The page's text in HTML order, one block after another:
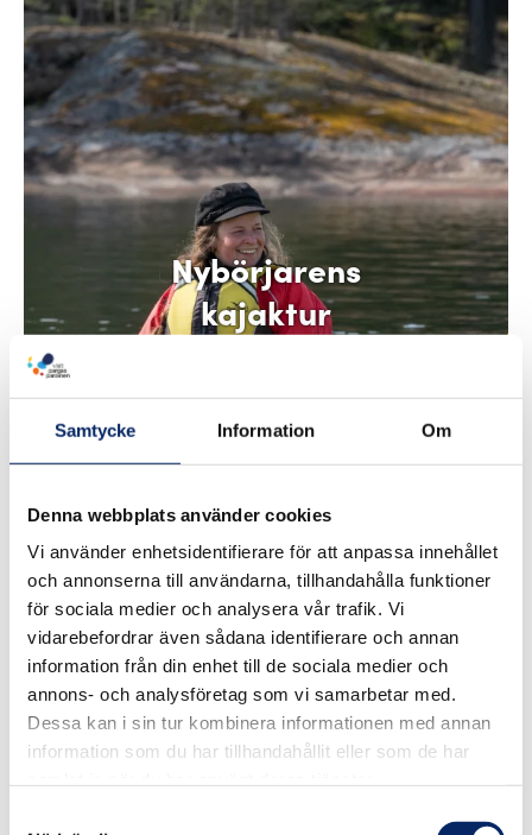
Samtycke Information Om
Denna webbplats använder cookies
Vi använder enhetsidentifierare för att anpassa innehållet
och annonserna till användarna, tillhandahålla funktioner
för sociala medier och analysera vår trafik. Vi
vidarebefordrar även sådana identifierare och annan
information från din enhet till de sociala medier och
annons- och analysföretag som vi samarbetar med.
Dessa kan i sin tur kombinera informationen med annan
information som du har tillhandahållit eller som de har
Nybörjarens
kajaktur